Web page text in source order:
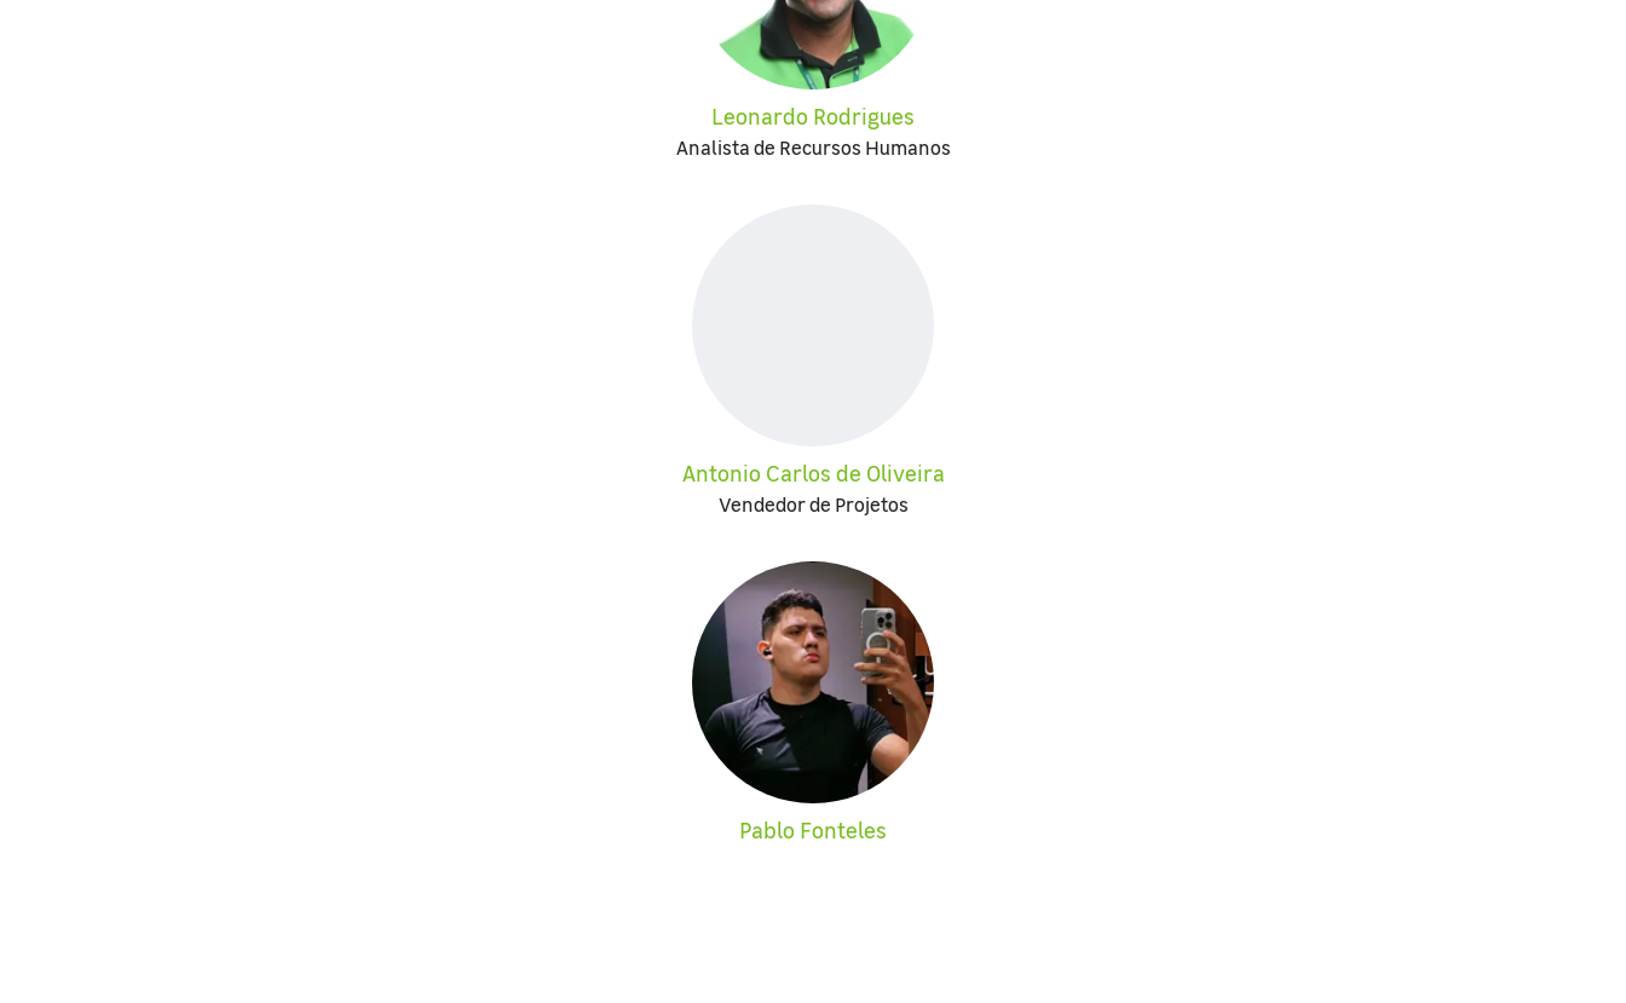
Leonardo Rodrigues
Analista de Recursos Humanos
Antonio Carlos de Oliveira
Vendedor de Projetos
Pablo Fonteles